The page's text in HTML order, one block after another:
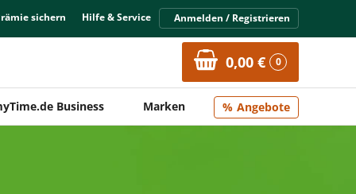
sichern Hilfe & Service Anmelden / Registrieren
0,00 € 0
Business Marken Angebote